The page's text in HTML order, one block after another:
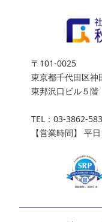
03-3862-
〒101-0025
東京都千代田区神
東邦沢口ビル５階
TEL： 03-3862-
【営業時間】 平